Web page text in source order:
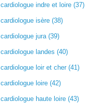
cardiologue indre et loire (37)
cardiologue isère (38)
cardiologue jura (39)
cardiologue landes (40)
cardiologue loir et cher (41)
cardiologue loire (42)
cardiologue haute loire (43)